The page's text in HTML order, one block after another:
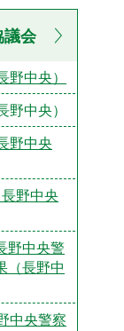
議会
野中央）
野中央）
野中央
野中央
野中央警
（長野中
中央警察